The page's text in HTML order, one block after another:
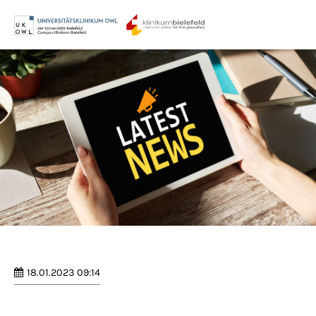
Login
Benutzername
Passwort
Anmelden
18.01.2023 09:14